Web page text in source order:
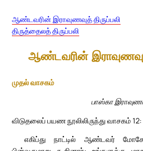
ஆண்டவரின் இராவுணவுத் திருப்பலி
திருத்தைலத் திருப்பலி
ஆண்டவரின் இராவுணவுத்
முதல் வாசகம்
பாஸ்கா
விடுதலைப் பயண நூலிலிருந்து வாசகம் 12:
எகிப்து நாட்டில் ஆண்டவர்